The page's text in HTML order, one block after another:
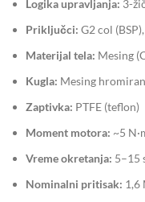
Logika upravljanja: 3-
Priključci: G2 col
Materijal tela: Mesing
Kugla: Mesing hromiran
Zaptivka: PTFE (teflon)
Moment motora: ~5
Vreme okretanja: 5–15
Nominalni pritisak: 1,6